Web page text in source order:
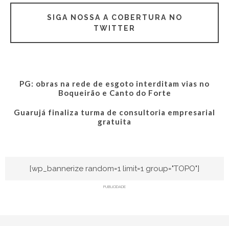
SIGA NOSSA A COBERTURA NO
TWITTER
PG: obras na rede de esgoto interditam vias no
Boqueirão e Canto do Forte
Guarujá finaliza turma de consultoria empresarial
gratuita
[wp_bannerize random=1 limit=1 group="TOPO"]
PUBLICIDADE